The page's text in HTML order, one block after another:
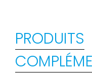
PRODUITS